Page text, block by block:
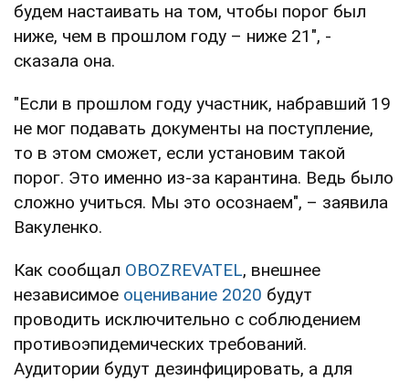
будем настаивать на том, чтобы порог был
ниже, чем в прошлом году – ниже 21", -
сказала она.
"Если в прошлом году участник, набравший 19
не мог подавать документы на поступление,
то в этом сможет, если установим такой
порог. Это именно из-за карантина. Ведь было
сложно учиться. Мы это осознаем", – заявила
Вакуленко.
Как сообщал OBOZREVATEL, внешнее
независимое оценивание 2020 будут
проводить исключительно с соблюдением
противоэпидемических требований.
Аудитории будут дезинфицировать, а для